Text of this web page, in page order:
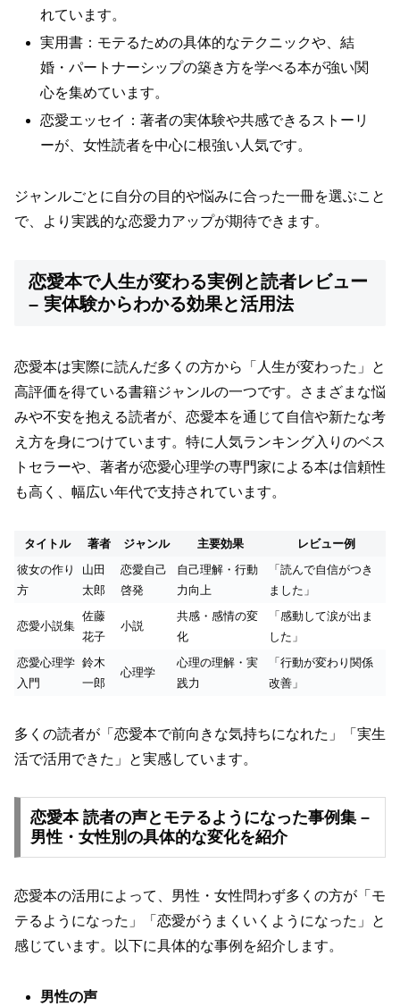
れています。
実用書：モテるための具体的なテクニックや、結
婚・パートナーシップの築き方を学べる本が強い関
心を集めています。
恋愛エッセイ：著者の実体験や共感できるストーリ
ーが、女性読者を中心に根強い人気です。
ジャンルごとに自分の目的や悩みに合った一冊を選ぶこと
で、より実践的な恋愛力アップが期待できます。
恋愛本で人生が変わる実例と読者レビュー
– 実体験からわかる効果と活用法
恋愛本は実際に読んだ多くの方から「人生が変わった」と
高評価を得ている書籍ジャンルの一つです。さまざまな悩
みや不安を抱える読者が、恋愛本を通じて自信や新たな考
え方を身につけています。特に人気ランキング入りのベス
トセラーや、著者が恋愛心理学の専門家による本は信頼性
も高く、幅広い年代で支持されています。
タイトル 著者 ジャンル 主要効果
レビュー例
彼女の作り
方
山田
太郎
恋愛自己
啓発
自己理解・行動
力向上
「読んで自信がつき
ました」
恋愛小説集
佐藤
花子
小説
共感・感情の変
化
「感動して涙が出ま
した」
恋愛心理学
入門
鈴木
一郎
心理学
心理の理解・実
践力
「行動が変わり関係
改善」
多くの読者が「恋愛本で前向きな気持ちになれた」「実生
活で活用できた」と実感しています。
恋愛本 読者の声とモテるようになった事例集 –
男性・女性別の具体的な変化を紹介
恋愛本の活用によって、男性・女性問わず多くの方が「モ
テるようになった」「恋愛がうまくいくようになった」と
感じています。以下に具体的な事例を紹介します。
男性の声